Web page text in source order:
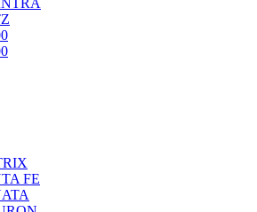
FE